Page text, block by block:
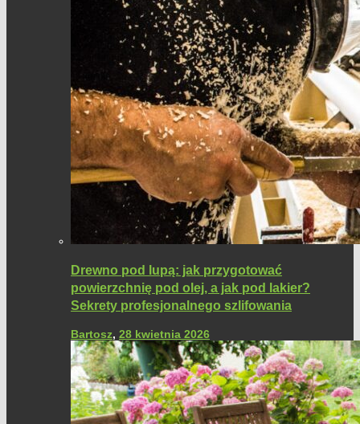
Drewno pod lupą: jak przygotować
powierzchnię pod olej, a jak pod lakier?
Sekrety profesjonalnego szlifowania
Bartosz, 28 kwietnia 2026